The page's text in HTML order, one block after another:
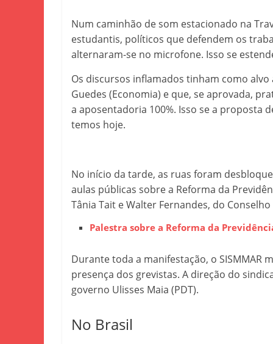
Num caminhão de som estacionado na
estudantis, políticos que defendem os
alternaram-se no microfone. Isso se
Os discursos inflamados tinham como
Guedes (Economia) e que, se aprovada,
a aposentadoria 100%. Isso se a proposta
temos hoje.
No início da tarde, as ruas foram
aulas públicas sobre a Reforma da
Tânia Tait e Walter Fernandes, do Conselho
Palestra sobre a Reforma da
Durante toda a manifestação, o SISMMAR
presença dos grevistas. A direção do
governo Ulisses Maia (PDT).
No Brasil